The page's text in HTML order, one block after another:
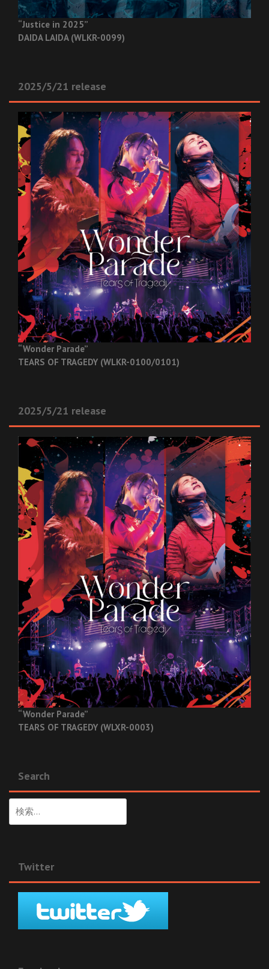
“Justice in 2025”
DAIDA LAIDA (WLKR-0099)
2025/5/21 release
“Wonder Parade”
TEARS OF TRAGEDY (WLKR-0100/0101)
2025/5/21 release
“Wonder Parade”
TEARS OF TRAGEDY (WLXR-0003)
Search
索:
Twitter